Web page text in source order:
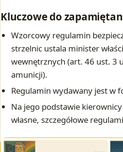
Kluczowe do
Wzorcowy regulamin
strzelnic ustala minister
wewnętrznych (art. 46 ust. 3
amunicji).
Regulamin wydawany jest w
Na jego podstawie
własne, szczegółowe